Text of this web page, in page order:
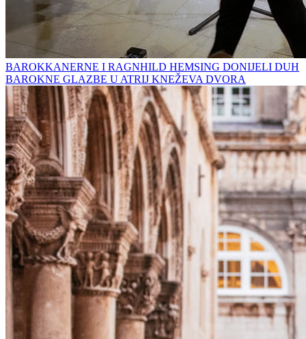
BAROKKANERNE I RAGNHILD HEMSING DONIJELI DUH
BAROKNE GLAZBE U ATRIJ KNEŽEVA DVORA